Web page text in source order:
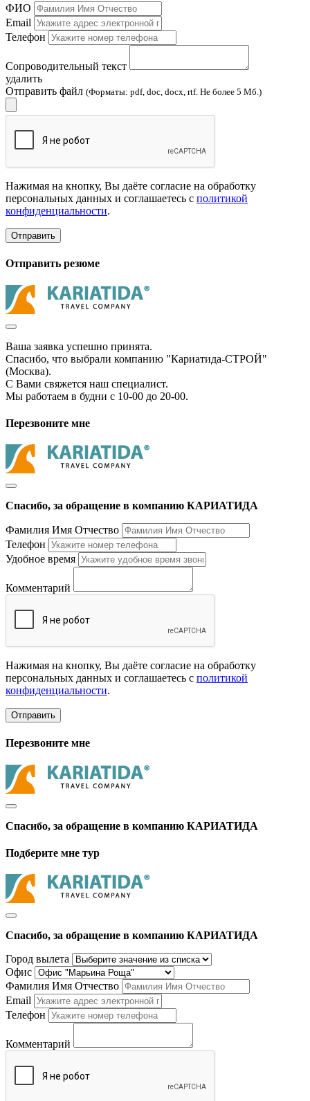
ФИО
Email
Телефон
Сопроводительный текст
удалить
Отправить файл (Форматы: pdf, doc, docx, rtf. Не более 5 Мб.)
Нажимая на кнопку, Вы даёте согласие на обработку
персональных данных и соглашаетесь с политикой
конфиденциальности.
Отправить
Отправить резюме
Ваша заявка успешно принята.
Спасибо, что выбрали компанию "Кариатида-СТРОЙ"
(Москва).
С Вами свяжется наш специалист.
Мы работаем в будни с 10-00 до 20-00.
Перезвоните мне
Спасибо, за обращение в компанию КАРИАТИДА
Фамилия Имя Отчество
Телефон
Удобное время
Комментарий
Нажимая на кнопку, Вы даёте согласие на обработку
персональных данных и соглашаетесь с политикой
конфиденциальности.
Отправить
Перезвоните мне
Спасибо, за обращение в компанию КАРИАТИДА
Подберите мне тур
Спасибо, за обращение в компанию КАРИАТИДА
Город вылета
Офис
Фамилия Имя Отчество
Email
Телефон
Комментарий